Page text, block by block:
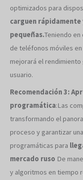
optimizados para
carguen rápidamente
pequeñas.Teniendo
de teléfonos móviles
mejorará el
usuario.
Recomendación 3:
programática:Las
transformando el
proceso y garantizar
programáticas para
mercado ruso De
y algoritmos en tiempo